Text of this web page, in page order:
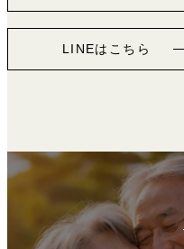
LINEはこちら